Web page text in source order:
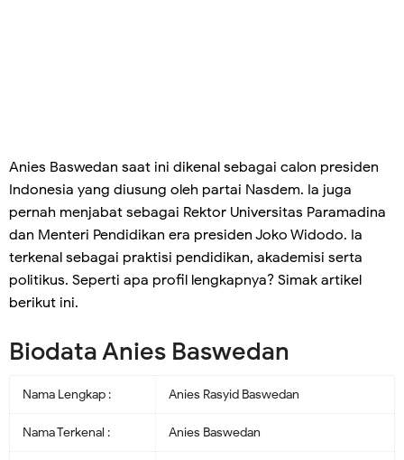
Anies Baswedan saat ini dikenal sebagai calon presiden
Indonesia yang diusung oleh partai Nasdem. Ia juga
pernah menjabat sebagai Rektor Universitas Paramadina
dan Menteri Pendidikan era presiden Joko Widodo. Ia
terkenal sebagai praktisi pendidikan, akademisi serta
politikus. Seperti apa profil lengkapnya? Simak artikel
berikut ini.
Biodata Anies Baswedan
Nama Lengkap : Anies Rasyid Baswedan
Nama Terkenal : Anies Baswedan